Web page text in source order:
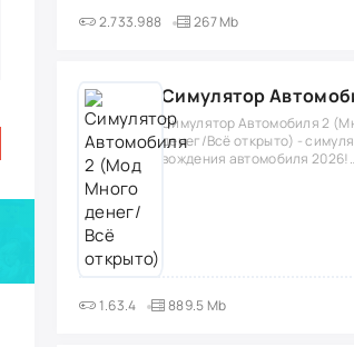
2.733.988 267 Mb
Симулятор Автомобиля 2
денег/Всё открыто) -
вождения автомобиля 2026!
1.63.4 889.5 Mb